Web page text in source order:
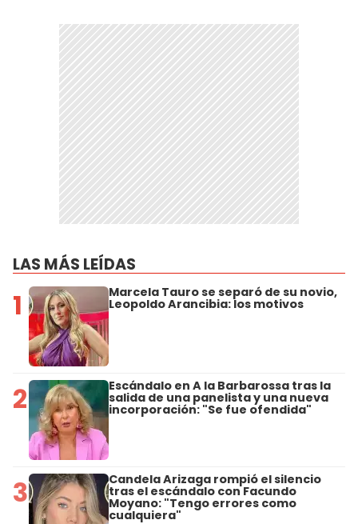
LAS MÁS LEÍDAS
1 Marcela Tauro se separó de su novio,
Leopoldo Arancibia: los motivos
2 Escándalo en A la Barbarossa tras la
salida de una panelista y una nueva
incorporación: "Se fue ofendida"
3 Candela Arizaga rompió el silencio
tras el escándalo con Facundo
Moyano: "Tengo errores como
cualquiera"